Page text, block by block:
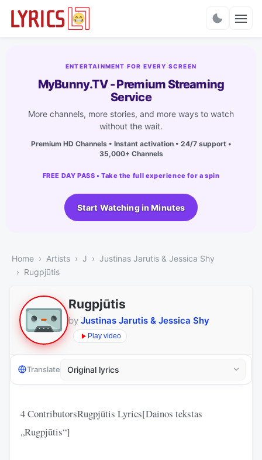
ENTERTAINMENT FOR EVERY SCREEN
MyBunny.TV - Premium Streaming
Service
More channels, more stories, and more ways to watch
without the wait.
Premium HD Channels • Instant activation • 24/7 support •
35,000+ Channels
FREE DAY PASS • Take the full experience for a spin
Start Watching in Minutes
Home Artists J
Justinas Jarutis & Jessica Shy
Rugpjūtis
Rugpjūtis
by Justinas Jarutis & Jessica Shy
Play video
Translate
4 ContributorsRugpjūtis Lyrics[Dainos tekstas
„Rugpjūtis“]